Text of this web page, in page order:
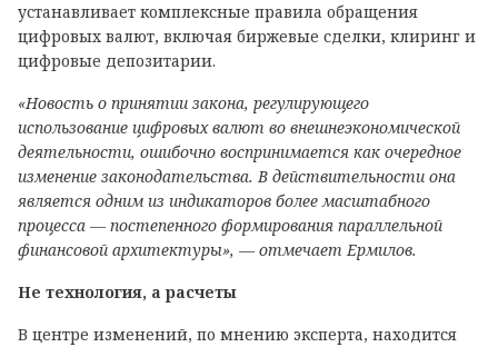
устанавливает комплексные правила обращения
цифровых валют, включая биржевые сделки, клиринг и
цифровые депозитарии.
«Новость о принятии закона, регулирующего
использование цифровых валют во внешнеэкономической
деятельности, ошибочно воспринимается как очередное
изменение законодательства. В действительности она
является одним из индикаторов более масштабного
процесса — постепенного формирования параллельной
финансовой архитектуры», — отмечает Ермилов.
Не технология, а расчеты
В центре изменений, по мнению эксперта, находится